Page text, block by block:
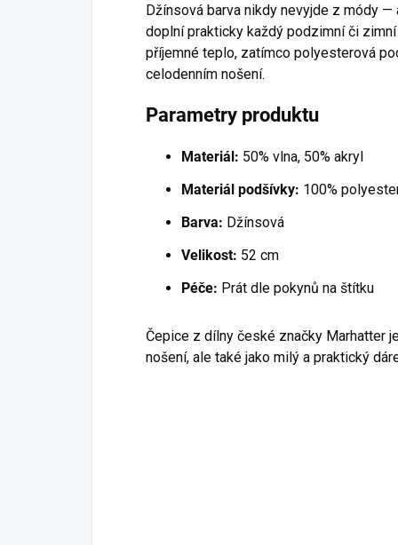
Džínsová barva nikdy nevyjde z módy
doplní prakticky každý podzimní či
příjemné teplo, zatímco polyesterová
celodenním nošení.
Parametry produktu
Materiál: 50% vlna, 50% akryl
Materiál podšívky: 100%
Barva: Džínsová
Velikost: 52 cm
Péče: Prát dle pokynů na štítku
Čepice z dílny české značky Marhatter
nošení, ale také jako milý a praktický